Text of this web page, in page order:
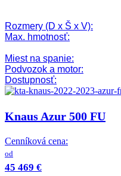
Rozmery (D x Š x V):
Max. hmotnosť:
Miest na spanie:
Podvozok a motor:
Dostupnosť:
Knaus Azur 500 FU
Cenníková cena:
od
45 469 €